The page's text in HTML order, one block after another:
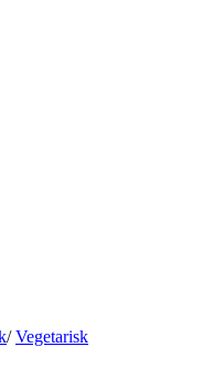
/ Vegetarisk